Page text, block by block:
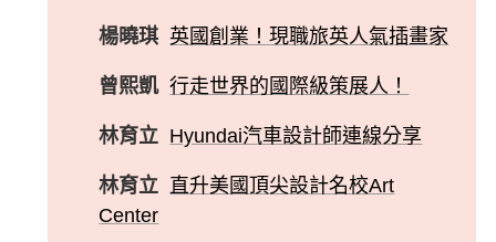
楊曉琪 英國創業！現職旅英人氣插畫家
曾熙凱 行走世界的國際級策展人！
林育立 Hyundai汽車設計師連線分享
林育立 直升美國頂尖設計名校Art
Center